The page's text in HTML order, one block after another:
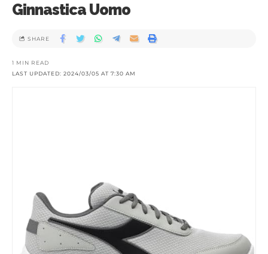
Ginnastica Uomo
LAST UPDATED: 2024/03/05 AT 7:30 AM
1 MIN READ
SHARE